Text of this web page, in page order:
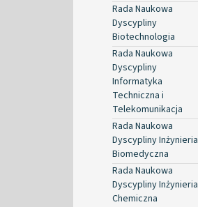
Rada Naukowa
Dyscypliny
Biotechnologia
Rada Naukowa
Dyscypliny
Informatyka
Techniczna i
Telekomunikacja
Rada Naukowa
Dyscypliny Inżynieria
Biomedyczna
Rada Naukowa
Dyscypliny Inżynieria
Chemiczna